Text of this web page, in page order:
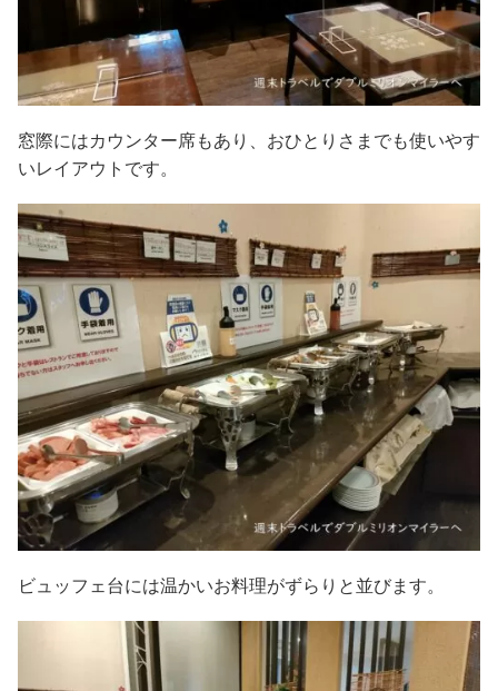
窓際にはカウンター席もあり、おひとりさまでも使いやす
いレイアウトです。
ビュッフェ台には温かいお料理がずらりと並びます。